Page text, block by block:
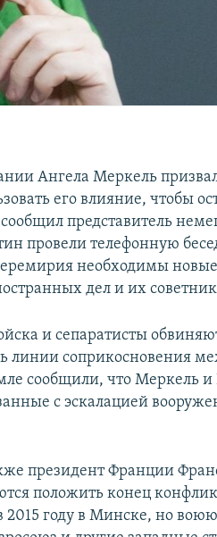
Ангела Меркель
его влияние, чтобы
представитель
провели телефонную
необходимы
дел и их
и сепаратисты
линии соприкосновения
сообщили, что Меркель и
с эскалацией
президент Франции
положить конец
2015 году в Минске, но